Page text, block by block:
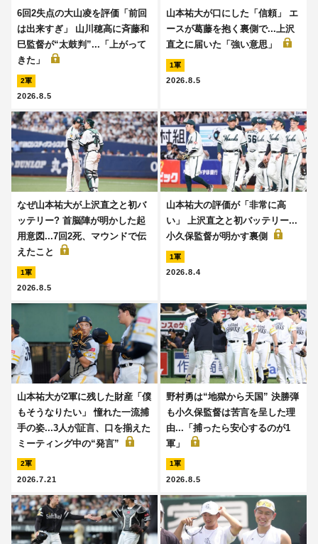
6回2失点の大山凌を評価「前回
は出来すぎ」 山川穂高に斉藤和
巳監督が“太鼓判”...「上がって
きた」
2軍
2026.8.5
山本祐大が口にした「信頼」 エ
ースが葛藤を抱く裏側で...上沢
直之に届いた「強い意思」
1軍
2026.8.5
なぜ山本祐大が上沢直之と初バ
ッテリー? 首脳陣が明かした起
用意図...7回2死、マウンドで伝
えたこと
1軍
2026.8.5
山本祐大の評価が「非常に高
い」 上沢直之と初バッテリー...
小久保監督が明かす裏側
1軍
2026.8.4
山本祐大が2軍に残した財産「僕
もそうなりたい」 憧れた一流捕
手の姿...3人が証言、口を揃えた
ミーティング中の“発言”
2軍
2026.7.21
野村勇は“地獄から天国” 決勝弾
も小久保監督は苦言を呈した理
由...「捕ったら安心するのが1
軍」
1軍
2026.8.5